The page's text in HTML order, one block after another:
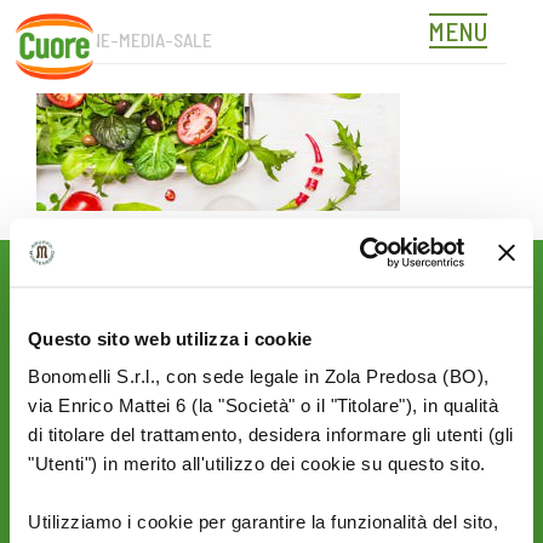
Questo sito web utilizza i cookie
Bonomelli S.r.l., con sede legale in Zola Predosa (BO),
via Enrico Mattei 6 (la "Società" o il "Titolare"), in qualità
di titolare del trattamento, desidera informare gli utenti (gli
"Utenti") in merito all'utilizzo dei cookie su questo sito.
Utilizziamo i cookie per garantire la funzionalità del sito,
Skip
content
MENU
IMMAGINE-MEDIA-SALE
PRIVACY
Termini e condizioni
AZIENDA
Politica Ambientale &